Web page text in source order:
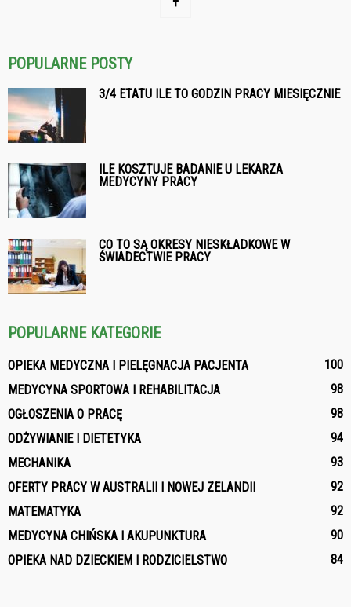
POPULARNE POSTY
3/4 ETATU ILE TO GODZIN PRACY MIESIĘCZNIE
ILE KOSZTUJE BADANIE U LEKARZA
MEDYCYNY PRACY
CO TO SĄ OKRESY NIESKŁADKOWE W
ŚWIADECTWIE PRACY
POPULARNE KATEGORIE
OPIEKA MEDYCZNA I PIELĘGNACJA PACJENTA
100
MEDYCYNA SPORTOWA I REHABILITACJA
98
OGŁOSZENIA O PRACĘ
98
ODŻYWIANIE I DIETETYKA
94
MECHANIKA
93
OFERTY PRACY W AUSTRALII I NOWEJ ZELANDII
92
MATEMATYKA
92
MEDYCYNA CHIŃSKA I AKUPUNKTURA
90
OPIEKA NAD DZIECKIEM I RODZICIELSTWO
84